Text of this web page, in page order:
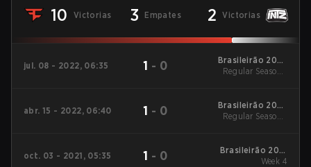
10 Victorias 3 Empates 2 Victorias
jul. 08 - 2022, 06:35 1 - 0
Brasileirão 2022
Stage 2
Regular Season -
abr. 15 - 2022, 06:40 1 - 0
Brasileirão 2022
Stage 1
Regular Season -
oct. 03 - 2021, 05:35 1 - 0
Brasileirão 2021
Stage #3
Week 4